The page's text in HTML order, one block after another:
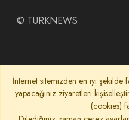
© TURKNEWS
İnternet sitemizden en iyi şekilde
yapacağınız ziyaretleri
(cookies)